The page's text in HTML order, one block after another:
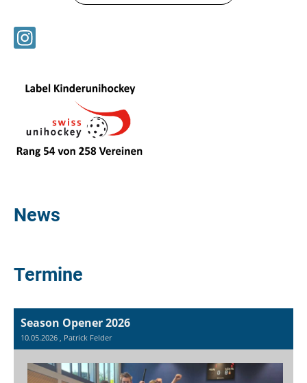
News
Termine
Season Opener 2026
10.05.2026 , Patrick Felder